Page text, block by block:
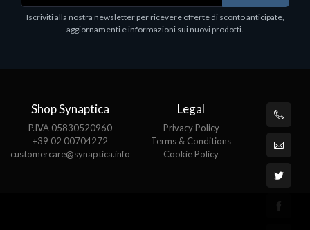
€85.40
Iscriviti alla nostra newsletter per ricevere offerte di sconto anticipate,
aggiornamenti e informazioni sui nuovi prodotti.
Shop Synaptica
P.IVA 05830520960
+39 02 00704272
customercare@synaptica.info
Legal
Privacy Policy
Terms & Conditions
Cookie Policy